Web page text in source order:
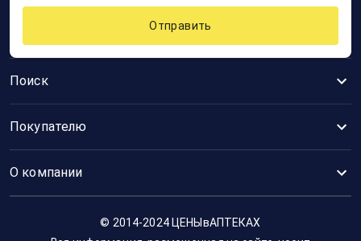
Поиск
Покупателю
О компании
Отправить
© 2014-2024 ЦЕНЫвАПТЕКАХ